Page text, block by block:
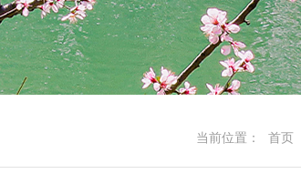
当前位置： 首页